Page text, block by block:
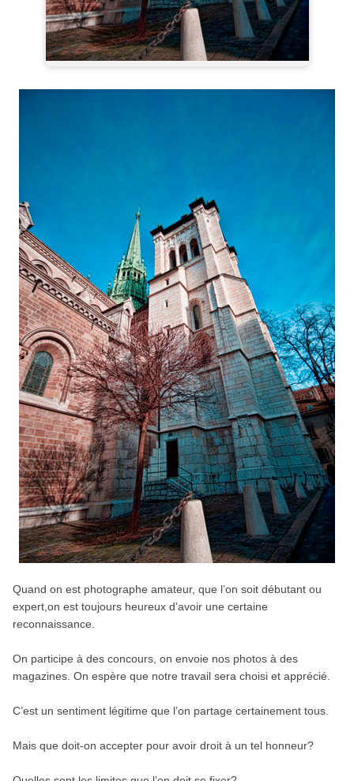
Quand on est photographe amateur, que l’on soit débutant ou
expert,on est toujours heureux d’avoir une certaine
reconnaissance.
On participe à des concours, on envoie nos photos à des
magazines. On espère que notre travail sera choisi et apprécié.
C’est un sentiment légitime que l’on partage certainement tous.
Mais que doit-on accepter pour avoir droit à un tel honneur?